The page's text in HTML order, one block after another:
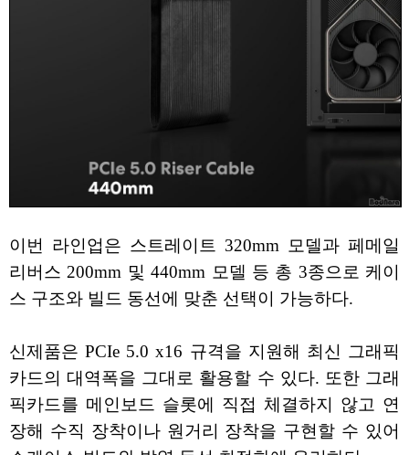
이번 라인업은 스트레이트 320mm 모델과 페메일
리버스 200mm 및 440mm 모델 등 총 3종으로 케이
스 구조와 빌드 동선에 맞춘 선택이 가능하다.
신제품은 PCIe 5.0 x16 규격을 지원해 최신 그래픽
카드의 대역폭을 그대로 활용할 수 있다. 또한 그래
픽카드를 메인보드 슬롯에 직접 체결하지 않고 연
장해 수직 장착이나 원거리 장착을 구현할 수 있어